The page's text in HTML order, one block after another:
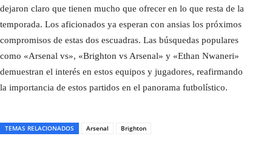
dejaron claro que tienen mucho que ofrecer en lo que resta de la
temporada. Los aficionados ya esperan con ansias los próximos
compromisos de estas dos escuadras. Las búsquedas populares
como «Arsenal vs», «Brighton vs Arsenal» y «Ethan Nwaneri»
demuestran el interés en estos equipos y jugadores, reafirmando
la importancia de estos partidos en el panorama futbolístico.
TEMAS RELACIONADOS Arsenal Brighton